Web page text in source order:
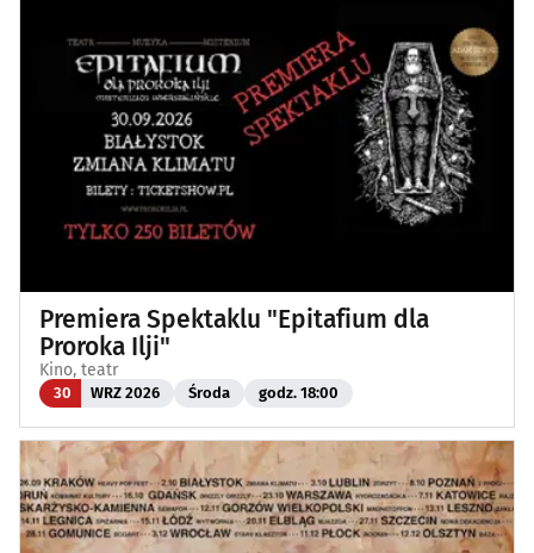
Premiera Spektaklu "Epitafium dla
Proroka Ilji"
Kino, teatr
30 WRZ 2026 Środa godz. 18:00